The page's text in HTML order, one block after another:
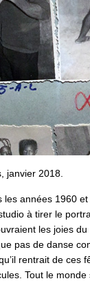
janvier 2018.
les années 1960
à tirer le
les joies
pas de danse
rentrait de ces
Tout le